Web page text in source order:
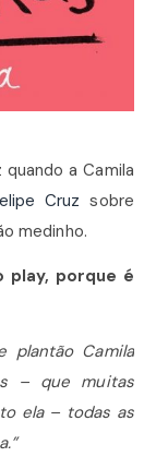
a Camila
Cruz sobre
medinho.
play, porque é
plantão Camila
– que muitas
ela – todas as